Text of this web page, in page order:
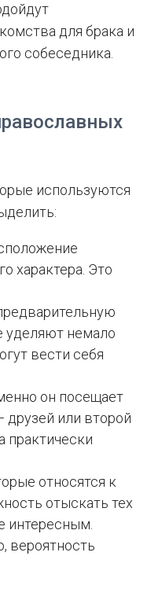
для брака и
собеседника.
используются
характера. Это
уделяют немало
вести себя
он посещает
друзей или второй
практически
относятся к
отыскать тех
интересным.
вероятность